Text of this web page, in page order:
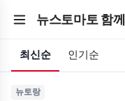
뉴스토마토 함께
최신순 인기순
뉴토랑